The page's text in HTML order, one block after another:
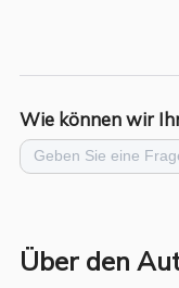
Wie können wir
Über den